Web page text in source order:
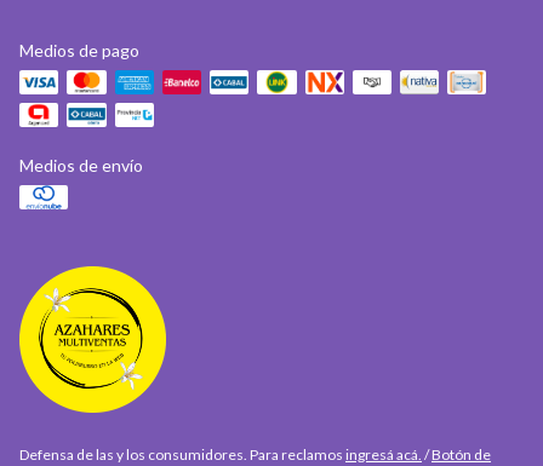
Medios de pago
Medios de envío
Defensa de las y los consumidores. Para reclamos ingresá acá. / Botón de